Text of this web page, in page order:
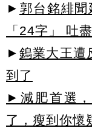
► 郭台銘緋
「24字」 吐
► 鎢業大王遭
到了
►減肥首選
了，瘦到你懷